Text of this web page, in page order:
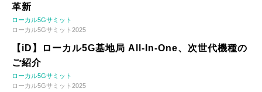
革新
ローカル5Gサミット
ローカル5Gサミット2025
【iD】ローカル5G基地局 All-In-One、次世代機種の
ご紹介
ローカル5Gサミット
ローカル5Gサミット2025